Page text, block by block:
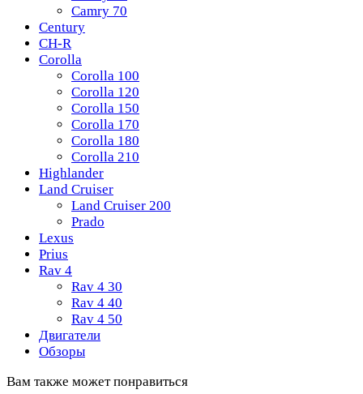
Camry 70
Century
CH-R
Corolla
Corolla 100
Corolla 120
Corolla 150
Corolla 170
Corolla 180
Corolla 210
Highlander
Land Cruiser
Land Cruiser 200
Prado
Lexus
Prius
Rav 4
Rav 4 30
Rav 4 40
Rav 4 50
Двигатели
Обзоры
Вам также может понравиться